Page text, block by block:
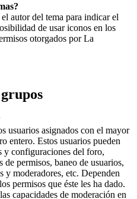
autor del tema para indicar el
de usar iconos en los
otorgados por La
usuarios asignados con el mayor
entero. Estos usuarios pueden
y configuraciones del foro,
permisos, baneo de usuarios,
y moderadores, etc. Dependen
permisos que éste les ha dado.
capacidades de moderación en